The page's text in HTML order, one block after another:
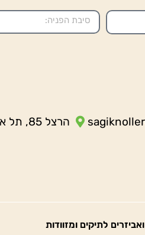
הרצל 85, תל אביב 6655404
לתיקים ומזוודות